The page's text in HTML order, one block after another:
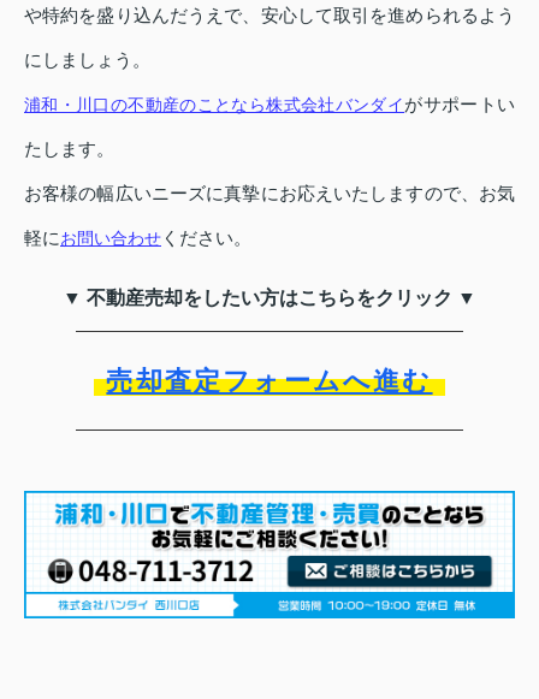
や特約を盛り込んだうえで、安心して取引を進められるよう
にしましょう。
浦和・川口の不動産のことなら株式会社バンダイがサポートい
たします。
お客様の幅広いニーズに真摯にお応えいたしますので、お気
軽にお問い合わせ ください。
▼ 不動産売却をしたい方はこちらをクリック ▼
売却査定フォームへ進む